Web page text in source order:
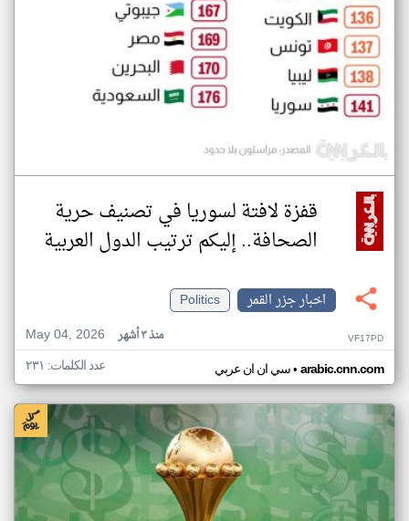
قفزة لافتة لسوريا في تصنيف حرية
الصحافة.. إليكم ترتيب الدول العربية
اخبار جزر القمر
Politics
May 04, 2026
منذ ٣ أشهر VF17PD
سي ان ان عربي• arabic.cnn.com عدد الكلمات: ٢٣١